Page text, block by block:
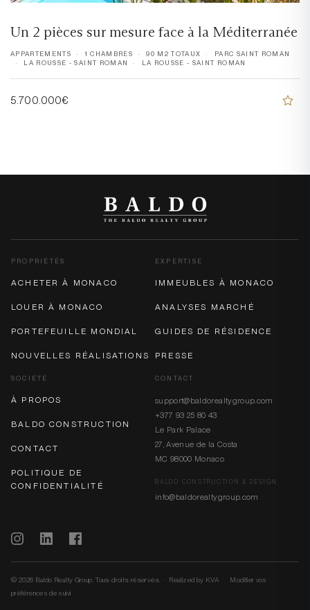
Un 2 pièces sur mesure face à la Méditerranée
APPARTEMENTS 1 CHAMBRES 90 M2 TOTAUX
PARC SAINT ROMAN
LA ROUSSE - SAINT ROMAN
LA ROUSSE - SAINT ROMAN
5.700.000€
PROPRIÉTÉS
ACHETER À MONACO
LOUER À MONACO
PORTEFEUILLE MONDIAL
NOUVELLES RÉALISATIONS
EXPERTISE
IMMEUBLES À MONACO
ANALYSES MARCHÉ
GUIDES DE RÉSIDENCE
PRESSE
SOCIÉTÉ
À PROPOS
BALDO CONSTRUCTION
CONTACT
POLITIQUE DE
CONFIDENTIALITÉ
CONTACT
support@baldorealtygroup.com
+377 93 25 80 43
Le Park Palace
27, Avenue de la Costa
MC 98000 Monaco
BALDO CONSTRUCTION & DESIGN
info@baldorealtygroup.com
© 2026 Baldo Realty Group. Tous droits réservés. · Realized by KVA
Modifier vos
préférences de suivi